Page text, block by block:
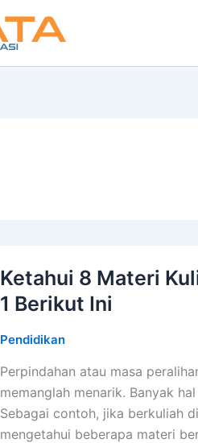
Ketahui 8 Materi
1 Berikut Ini
Pendidikan
Perpindahan atau masa
memanglah menarik. Banyak
Sebagai contoh, jika berkuliah
mengetahui beberapa materi